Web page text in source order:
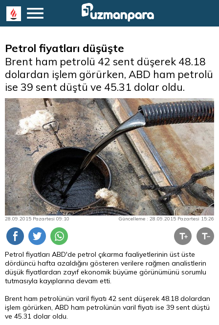
Petrol fiyatları düşüşte
Brent ham petrolü 42 sent düşerek 48.18
dolardan işlem görürken, ABD ham petrolü
ise 39 sent düştü ve 45.31 dolar oldu.
28.09.2015 Pazartesi 09:10 Güncelleme : 28.09.2015 Pazartesi 15:26
Petrol fiyatları ABD'de petrol çıkarma faaliyetlerinin üst üste
dördüncü hafta azaldığını gösteren verilere rağmen analistlerin
düşük fiyatlardan zayıf ekonomik büyüme görünümünü sorumlu
tutmasıyla kayıplarına devam etti.
Brent ham petrolünün varil fiyatı 42 sent düşerek 48.18 dolardan
işlem görürken, ABD ham petrolünün varil fiyatı ise 39 sent düştü
ve 45.31 dolar oldu.